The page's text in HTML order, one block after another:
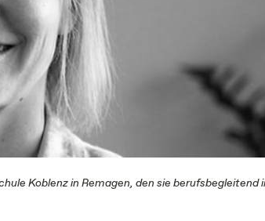
Koblenz in Remagen, den sie berufsbegleitend